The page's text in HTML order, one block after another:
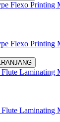
Flexo Printing
Flexo Printing
Flute Laminating
Flute Laminating